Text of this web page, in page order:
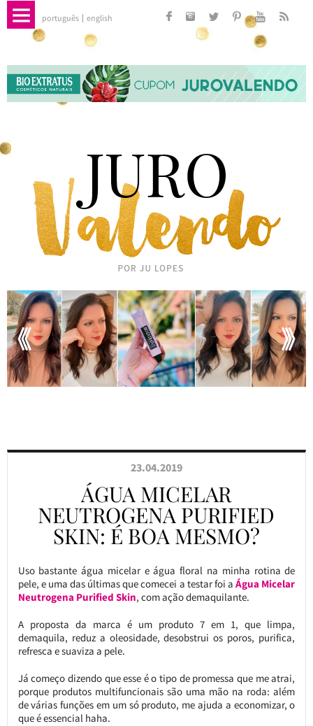
português english
23.04.2019
ÁGUA MICELAR
NEUTROGENA PURIFIED
SKIN: É BOA MESMO?
Uso bastante água micelar e água floral na minha rotina de
pele, e uma das últimas que comecei a testar foi aÁgua Micelar
Neutrogena Purified Skin, com ação demaquilante.
A proposta da marca é um produto 7 em 1, que limpa,
demaquila, reduz a oleosidade, desobstrui os poros, purifica,
refresca e suaviza a pele.
Já começo dizendo que esse é o tipo de promessa que me atrai,
porque produtos multifuncionais são uma mão na roda: além
de várias funções em um só produto, me ajuda a economizar, o
que é essencial haha.